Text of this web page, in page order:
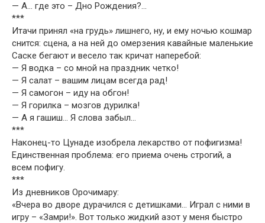
— А… где это – Дно Рождения?…
***
Итачи принял «на грудь» лишнего, ну, и ему ночью кошмар
снится: сцена, а на ней до омерзения кавайные маленькие
Саске бегают и весело так кричат наперебой:
— Я водка – со мной на праздник четко!
— Я салат – вашим лицам всегда рад!
— Я самогон – иду на обгон!
— Я горилка – мозгов дурилка!
— А я гашиш… Я слова забыл…
***
Наконец-то Цунаде изобрела лекарство от пофигизма!
Единственная проблема: его приема очень строгий, а
всем пофигу.
***
Из дневников Орочимару:
«Вчера во дворе дурачился с детишками… Играл с ними в
игру – «Замри!». Вот только жидкий азот у меня быстро